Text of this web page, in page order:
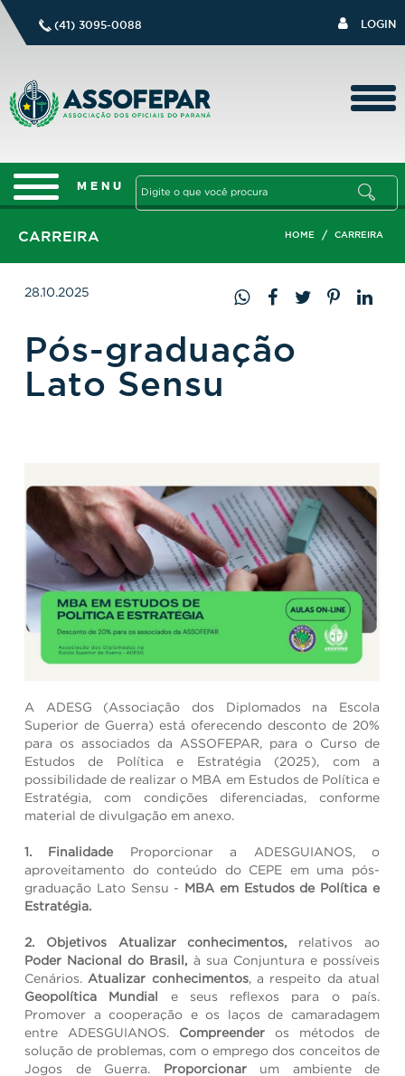
(41) 3095-0088 LOGIN
CARREIRA HOME / CARREIRA
28.10.2025
Pós-graduação
Lato Sensu
A ADESG (Associação dos Diplomados na Escola
Superior de Guerra) está oferecendo desconto de 20%
para os associados da ASSOFEPAR, para o Curso de
Estudos de Política e Estratégia (2025), com a
possibilidade de realizar o MBA em Estudos de Política e
Estratégia, com condições diferenciadas, conforme
material de divulgação em anexo.
1. Finalidade Proporcionar a ADESGUIANOS, o
aproveitamento do conteúdo do CEPE em uma pós-
graduação Lato Sensu - MBA em Estudos de Política e
Estratégia.
2. Objetivos Atualizar conhecimentos, relativos ao
Poder Nacional do Brasil, à sua Conjuntura e possíveis
Cenários. Atualizar conhecimentos, a respeito da atual
Geopolítica Mundial e seus reflexos para o país.
Promover a cooperação e os laços de camaradagem
entre ADESGUIANOS. Compreender os métodos de
solução de problemas, com o emprego dos conceitos de
Jogos de Guerra. Proporcionar um ambiente de